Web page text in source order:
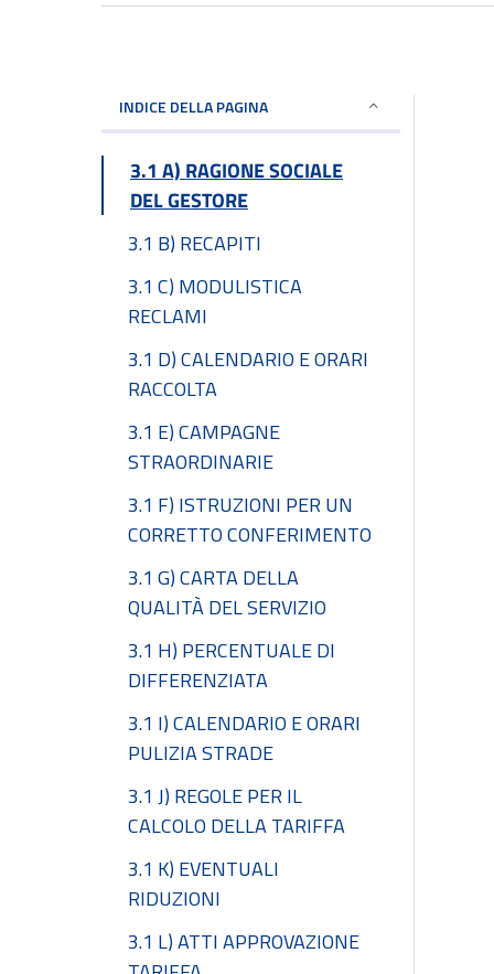
INDICE DELLA PAGINA
3.1 A) RAGIONE SOCIALE
DEL GESTORE
3.1 B) RECAPITI
3.1 C) MODULISTICA
RECLAMI
3.1 D) CALENDARIO E ORARI
RACCOLTA
3.1 E) CAMPAGNE
STRAORDINARIE
3.1 F) ISTRUZIONI PER UN
CORRETTO CONFERIMENTO
3.1 G) CARTA DELLA
QUALITÀ DEL SERVIZIO
3.1 H) PERCENTUALE DI
DIFFERENZIATA
3.1 I) CALENDARIO E ORARI
PULIZIA STRADE
3.1 J) REGOLE PER IL
CALCOLO DELLA TARIFFA
3.1 K) EVENTUALI
RIDUZIONI
3.1 L) ATTI APPROVAZIONE